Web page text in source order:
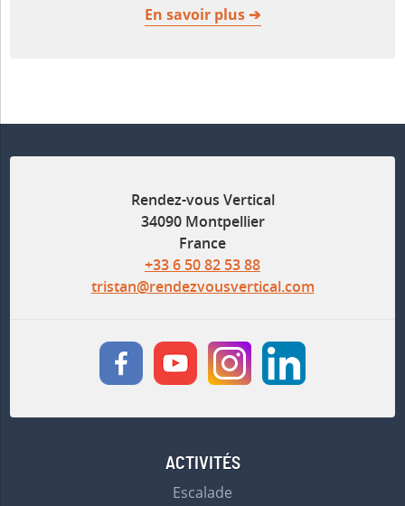
En savoir plus
Rendez-vous Vertical
34090 Montpellier
France
+33 6 50 82 53 88
tristan@rendezvousvertical.com
ACTIVITÉS
Escalade